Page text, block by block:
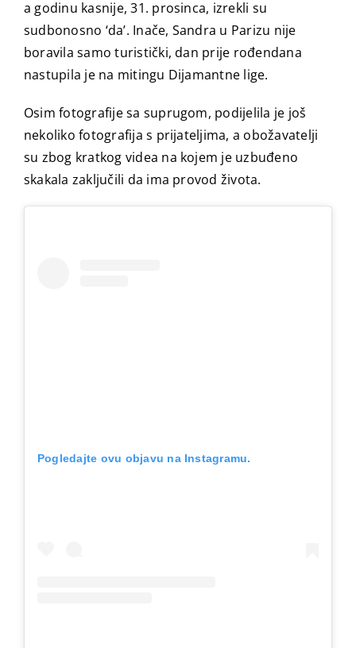
a godinu kasnije, 31. prosinca, izrekli su
sudbonosno ‘da’. Inače, Sandra u Parizu nije
boravila samo turistički, dan prije rođendana
nastupila je na mitingu Dijamantne lige.
Osim fotografije sa suprugom, podijelila je još
nekoliko fotografija s prijateljima, a obožavatelji
su zbog kratkog videa na kojem je uzbuđeno
skakala zaključili da ima provod života.
Pogledajte ovu objavu na Instagramu.